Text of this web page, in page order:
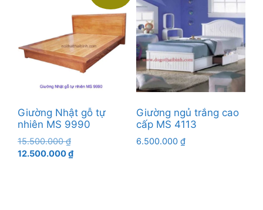
Giường Nhật gỗ tự
nhiên MS 9990
15.500.000₫Giá
gốc
12.500.000₫Giá
Giường ngủ trắng cao
cấp MS 4113
6.500.000 ₫